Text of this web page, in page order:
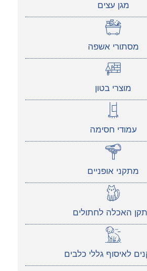
מגן עצים
מסתורי אשפה
מוצרי בטון
עמודי חסימה
מתקני אופניים
האכלה לחתולים
לאיסוף גללי כלבים